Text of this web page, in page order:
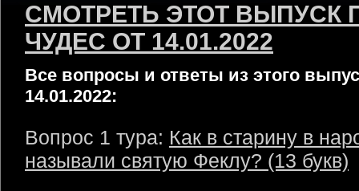
СМОТРЕТЬ ЭТОТ ВЫПУСК
ЧУДЕС ОТ 14.01.2022
Все вопросы и ответы из этого
14.01.2022:
Вопрос 1 тура: Как в старину в
называли святую Феклу? (13 букв)